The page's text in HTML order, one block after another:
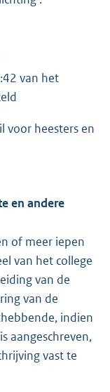
van het
voor heesters en
en andere
of meer iepen
van het college
van de
van de
indien
aangeschreven,
vast te